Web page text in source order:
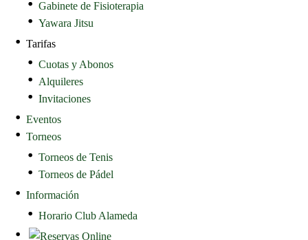
Gabinete de Fisioterapia
Yawara Jitsu
Tarifas
Cuotas y Abonos
Alquileres
Invitaciones
Eventos
Torneos
Torneos de Tenis
Torneos de Pádel
Información
Horario Club Alameda